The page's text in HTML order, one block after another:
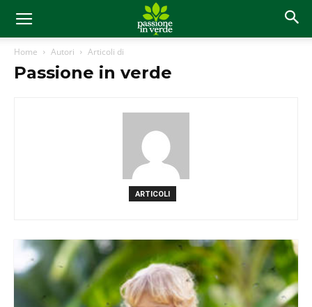
Home Autori Articoli di
Passione in verde
ARTICOLI